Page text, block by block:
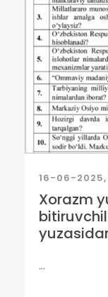
16-06-2025,
Xorazm
...